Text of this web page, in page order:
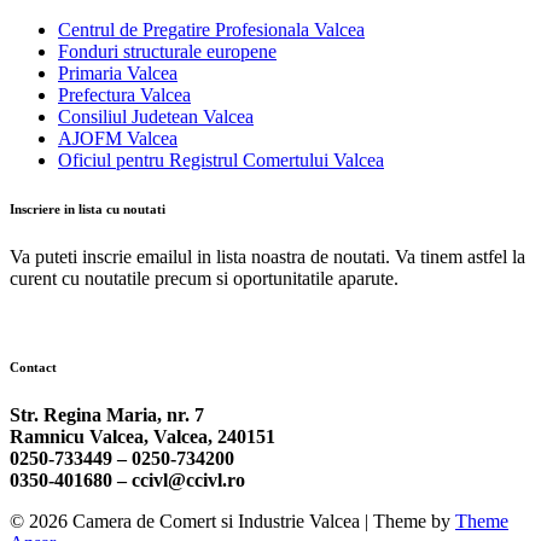
Centrul de Pregatire Profesionala Valcea
Fonduri structurale europene
Primaria Valcea
Prefectura Valcea
Consiliul Judetean Valcea
AJOFM Valcea
Oficiul pentru Registrul Comertului Valcea
Inscriere in lista cu noutati
Va puteti inscrie emailul in lista noastra de noutati. Va tinem astfel la
curent cu noutatile precum si oportunitatile aparute.
Contact
Str. Regina Maria, nr. 7
Ramnicu Valcea, Valcea, 240151
0250-733449 –0250-734200
0350-401680 –ccivl@ccivl.ro
© 2026 Camera de Comert si Industrie Valcea | Theme by Theme